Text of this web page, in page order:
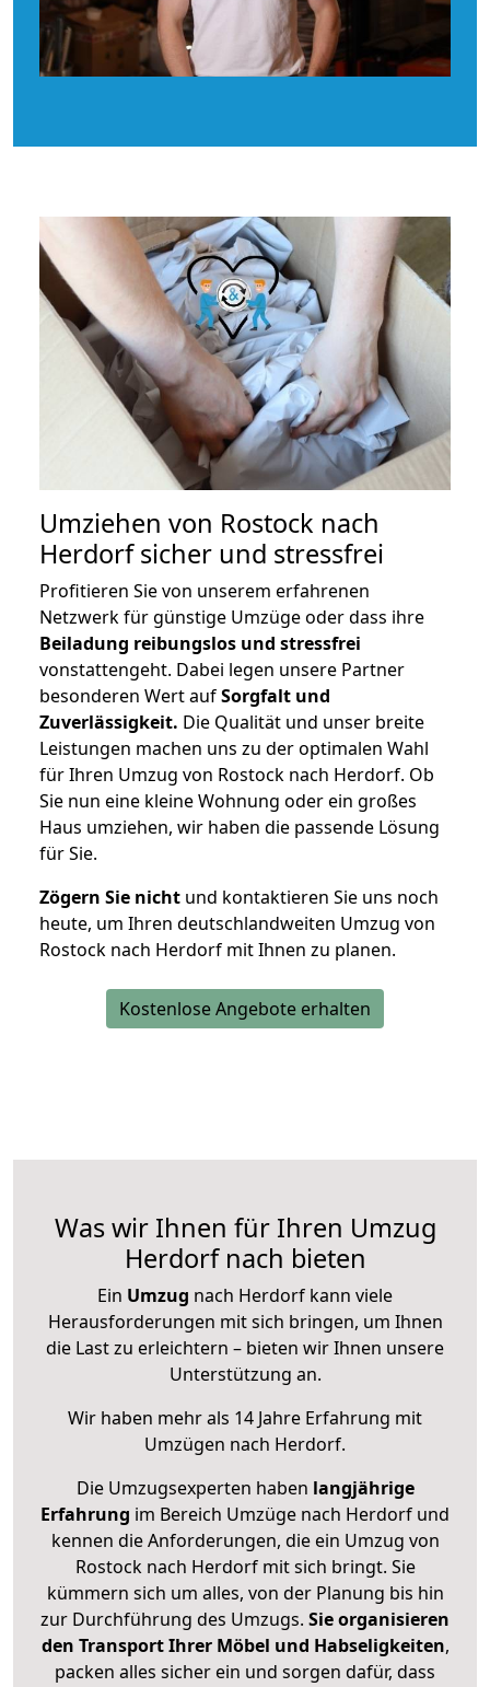
Umziehen von Rostock nach
Herdorfsicher und stressfrei
Profitieren Sie von unserem erfahrenen
Netzwerk für günstige Umzüge oder dass ihre
Beiladung reibungslos und stressfrei
vonstattengeht. Dabei legen unsere Partner
besonderen Wert aufSorgfalt und
Zuverlässigkeit. Die Qualität und unser breite
Leistungen machen uns zu der optimalen Wahl
für Ihren Umzug von Rostock nach Herdorf. Ob
Sie nun eine kleine Wohnung oder ein großes
Haus umziehen, wir haben die passende Lösung
für Sie.
Zögern Sie nicht und kontaktieren Sie uns noch
heute, um Ihren deutschlandweiten Umzug von
Rostock nach Herdorf mit Ihnen zu planen.
Kostenlose Angebote erhalten
Was wir Ihnen für Ihren Umzug
Herdorf nach bieten
Ein Umzug nach Herdorf kann viele
Herausforderungen mit sich bringen, um Ihnen
die Last zu erleichtern – bieten wir Ihnen unsere
Unterstützung an.
Wir haben mehr als 14 Jahre Erfahrung mit
Umzügen nach Herdorf.
Die Umzugsexperten haben langjährige
Erfahrung im Bereich Umzüge nach Herdorf und
kennen die Anforderungen, die ein Umzug von
Rostock nach Herdorf mit sich bringt. Sie
kümmern sich um alles, von der Planung bis hin
zur Durchführung des Umzugs. Sie organisieren
den Transport Ihrer Möbel und Habseligkeiten,
packen alles sicher ein und sorgen dafür, dass